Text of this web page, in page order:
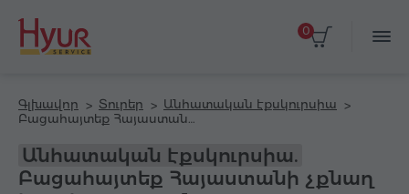
0
Գլխավոր Տուրեր
Անհատական էքսկուրսիա
Անհատական էքսկուրսիա.
Բացահայտեք Հայաստանի չքնաղ